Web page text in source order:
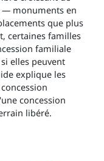
— monuments en
que plus
certaines familles
familiale
elles peuvent
explique les
concession
libéré.